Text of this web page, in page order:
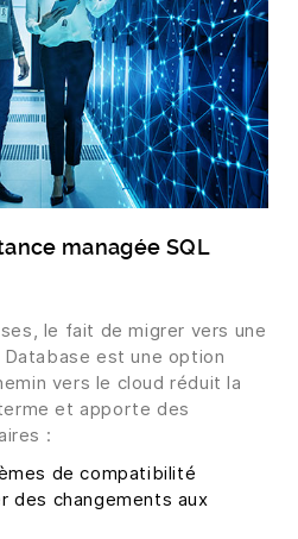
managée SQL
le fait de migrer vers une
est une option
vers le cloud réduit la
et apporte des
:
de compatibilité
des changements aux